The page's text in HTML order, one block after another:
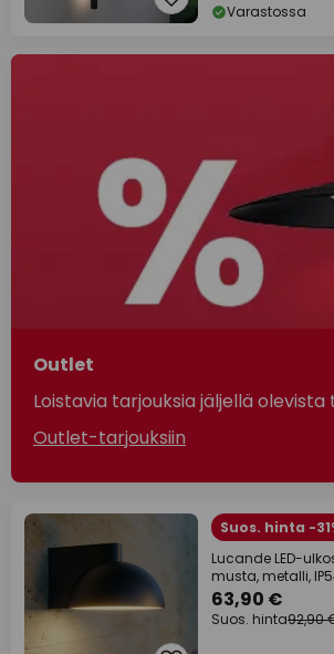
Varastossa
Outlet
Loistavia tarjouksia jäljellä
Outlet-tarjouksiin
Suos. hinta -
Lucande LED-
musta, metalli,
63,90 €
Suos. hinta92,90